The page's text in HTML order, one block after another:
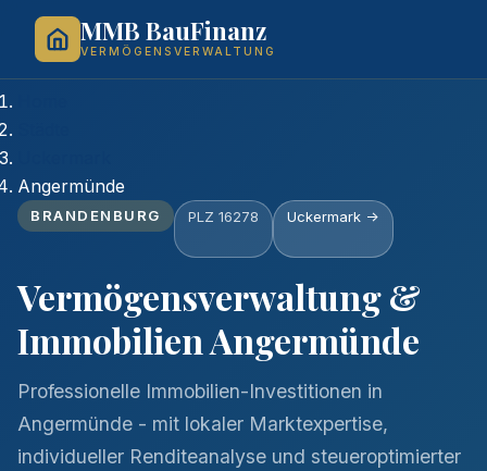
MMB BauFinanz
VERMÖGENSVERWALTUNG
Angermünde
BRANDENBURG PLZ 16278 Uckermark ->
Vermögensverwaltung &
Immobilien Angermünde
Professionelle Immobilien-Investitionen in
Angermünde - mit lokaler Marktexpertise,
individueller Renditeanalyse und steueroptimierter